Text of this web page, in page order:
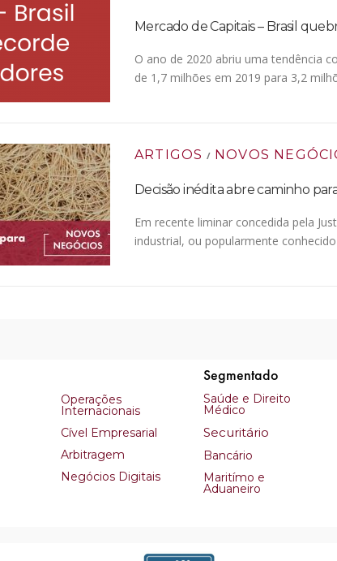
Mercado de Capitais – Brasil
O ano de 2020 abriu uma tendência
de 1,7 milhões em 2019 para 3,2
ARTIGOS / NOVOS
Decisão inédita abre caminho
Em recente liminar concedida pela
industrial, ou popularmente
Operações
Internacionais
Cível Empresarial
Arbitragem
Negócios Digitais
Segmentado
Saúde e Direito
Médico
Securitário
Bancário
Maritímo e
Aduaneiro